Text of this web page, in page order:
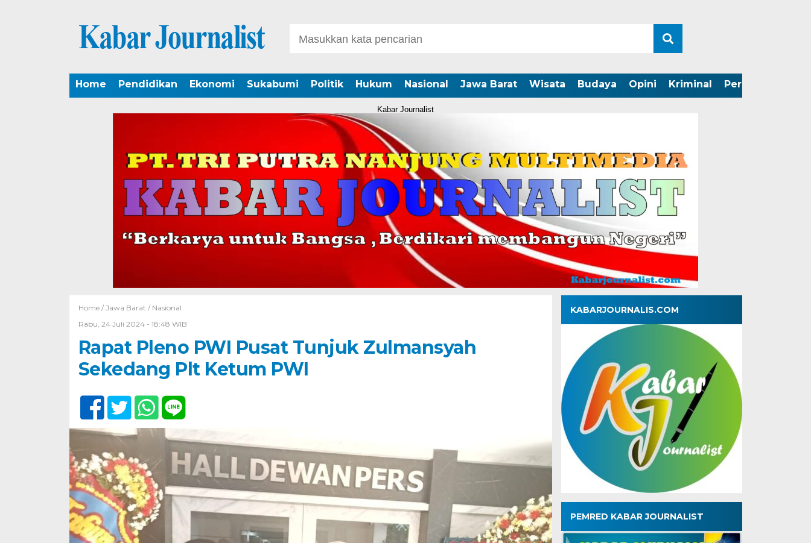
Home Pendidikan Ekonomi Sukabumi Politik Hukum Nasional Jawa Barat Wisata Budaya Opini Kriminal Peristiwa
Kabar Journalist
Home / Jawa Barat / Nasional
Rabu, 24 Juli 2024 - 18:48 WIB
Rapat Pleno PWI Pusat Tunjuk Zulmansyah
Sekedang Plt Ketum PWI
KABARJOURNALIS.COM
PEMRED KABAR JOURNALIST